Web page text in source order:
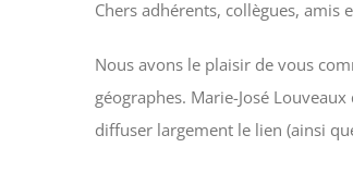
Chers adhérents, collègues, amis
Nous avons le plaisir de vous
géographes. Marie-José
diffuser largement le lien (ainsi